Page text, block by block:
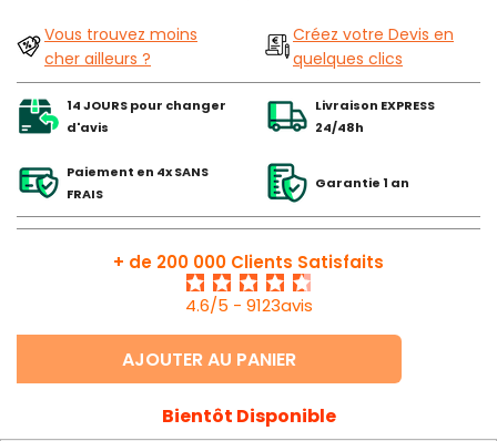
Vous trouvez moins
cher ailleurs ?
Créez votre Devis en
quelques clics
14 JOURS pour changer
d'avis
Livraison EXPRESS
24/48h
Paiement en 4x SANS
FRAIS
Garantie 1 an
+ de 200 000 Clients Satisfaits
4.6/5 - 9123avis
AJOUTER AU PANIER
Bientôt Disponible